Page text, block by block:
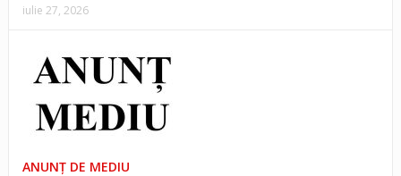
iulie 27, 2026
ANUNŢ DE MEDIU